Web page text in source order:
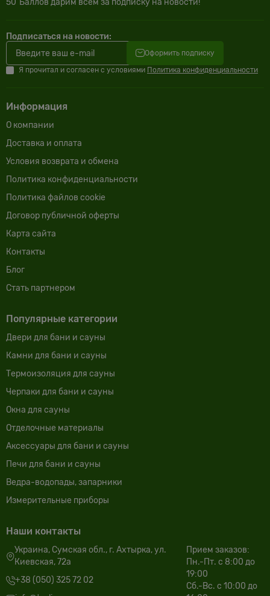
50 Баллов дарим всем за подписку на новости!
Подписаться на новости:
Оформить подписку
Я прочитал и согласен с условиями Политика конфиденциальности
Информация
О компании
Доставка и оплата
Условия возврата и обмена
Политика конфиденциальности
Политика файлов cookie
Договор публичной оферты
Карта сайта
Контакты
Блог
Cтать партнером
Популярные категории
Двери для бани и сауны
Камни для бани и сауны
Термоизоляция для сауны
Черпаки для бани и сауны
Окна для сауны
Отделочные материалы
Аксессуары для бани и сауны
Печи для бани и сауны
Ведра-водопады, запарники
Измерительные приборы
Наши контакты
Украина, Сумская обл., г. Ахтырка, ул.
Киевская, 72а
+38 (050) 325 72 02
Прием заказов:
Пн.-Пт. с 8:00 до
19:00
Сб.-Вс. с 10:00 до